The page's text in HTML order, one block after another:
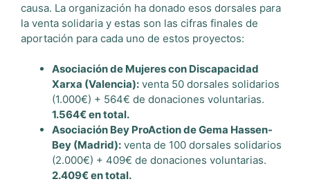
causa. La organización ha donado esos dorsales para
la venta solidaria y estas son las cifras finales de
aportación para cada uno de estos proyectos:
Asociación de Mujeres con Discapacidad
Xarxa (Valencia): venta 50 dorsales solidarios
(1.000€) + 564€ de donaciones voluntarias.
1.564€ en total.
Asociación Bey ProAction de Gema Hassen-
Bey (Madrid): venta de 100 dorsales solidarios
(2.000€) + 409€ de donaciones voluntarias.
2.409€ en total.